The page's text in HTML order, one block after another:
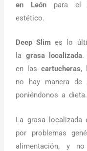
en León para el
estético.
Deep Slimes lo
la grasa localizada.
en lascartucheras,
no hay manera de
poniéndonos a dieta.
La grasa localizada
por problemas
alimentación, y